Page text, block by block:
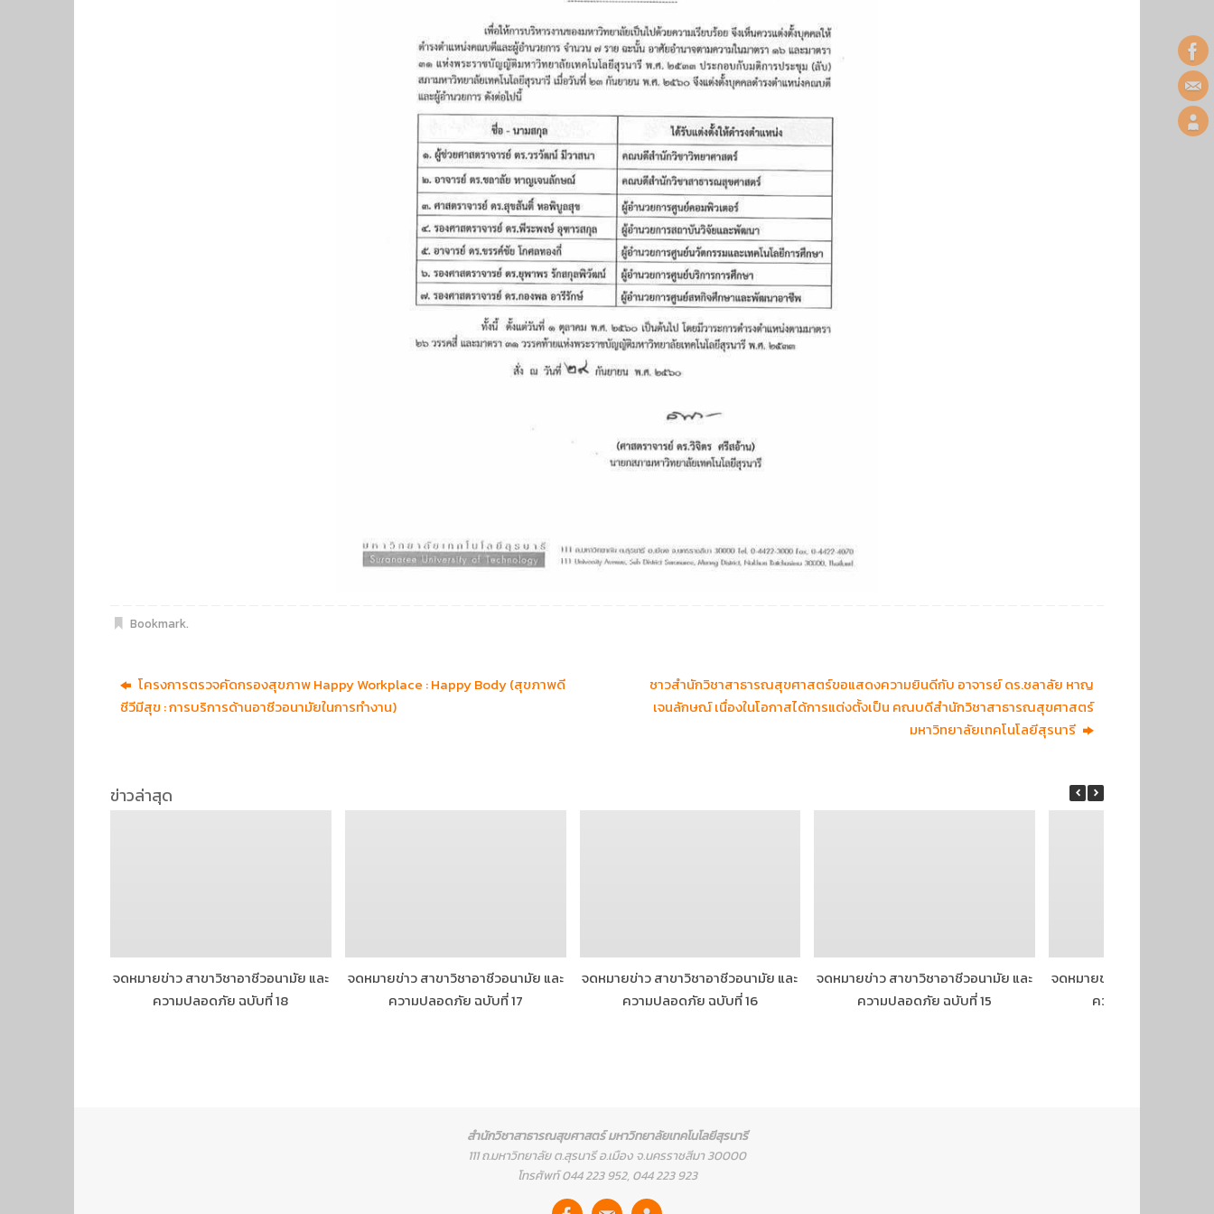
Bookmark.
โครงการตรวจคัดกรองสุขภาพ Happy Workplace : Happy Body (สุขภาพดี
ชีวีมีสุข : การบริการด้านอาชีวอนามัยในการทำงาน)
ชาวสำนักวิชาสาธารณสุขศาสตร์ขอแสดงความยินดีกับ อาจารย์ ดร.ชลาลัย หาญ
เจนลักษณ์ เนื่องในโอกาสได้การแต่งตั้งเป็น คณบดีสำนักวิชาสาธารณสุขศาสตร์
มหาวิทยาลัยเทคโนโลยีสุรนารี
ข่าวล่าสุด
จดหมายข่าว สาขาวิชาอาชีวอนามัย และ
ความปลอดภัย ฉบับที่ 18
จดหมายข่าว สาขาวิชาอาชีวอนามัย และ
ความปลอดภัย ฉบับที่ 17
จดหมายข่าว สาขาวิชาอาชีวอนามัย และ
ความปลอดภัย ฉบับที่ 16
จดหมายข่าว สาขาวิชาอาชีวอนามัย และ
ความปลอดภัย ฉบับที่ 15
จดหมายข่าว สาขาวิชาอาชีว
ความปลอดภัย ฉบับที่
สำนักวิชาสาธารณสุขศาสตร์ มหาวิทยาลัยเทคโนโลยีสุรนารี
111 ถ.มหาวิทยาลัย ต.สุรนารี อ.เมือง จ.นครราชสีมา 30000
โทรศัพท์ 044 223 952, 044 223 923